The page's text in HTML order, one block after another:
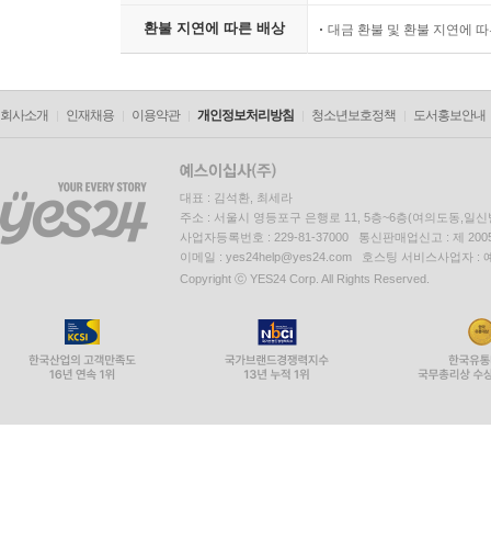
환불 지연에 따른 배상 대금 환불 및 환불 지연에
회사소개 인재채용 이용약관 개인정보처리방침 청소년보호정책 도서홍보안내
대표 : 김석환, 최세라
주소 : 서울시 영등포구 은행로 11, 5층~6층(여의도동,일신
사업자등록번호 : 229-81-37000 통신판매업신고 : 제
이메일 : yes24help@yes24.com 호스팅 서비스사업자 :
Copyright ⓒ YES24 Corp. All Rights Reserved.